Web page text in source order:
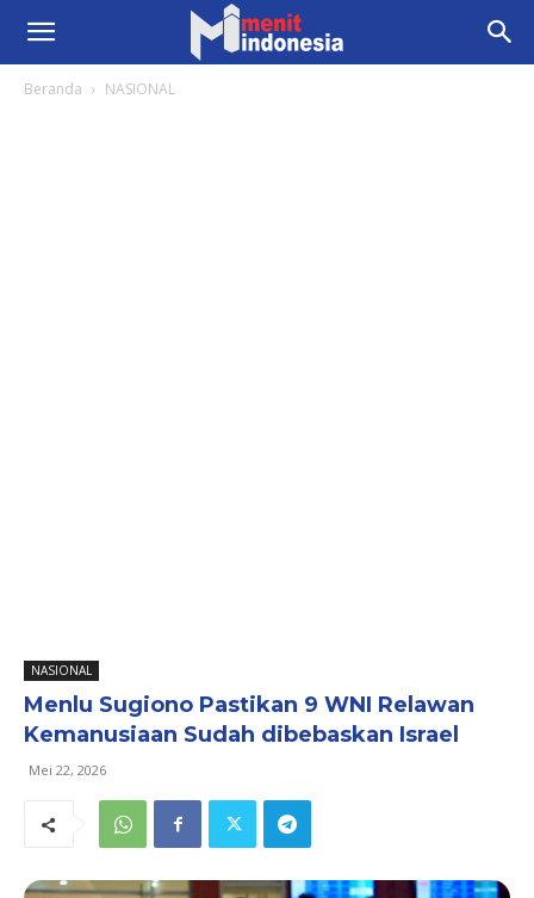
Beranda NASIONAL
NASIONAL
Menlu Sugiono Pastikan 9 WNI Relawan
Kemanusiaan Sudah dibebaskan Israel
Mei 22, 2026